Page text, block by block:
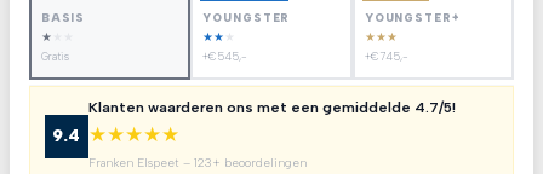
BASIS
★
Gratis
YOUNGSTER
★★ ★
+€545,-
YOUNGSTER+
★★★
+€745,-
9.4
Klanten waarderen ons met een gemiddelde 4.7/5!
★★★★★
Franken Elspeet – 123+ beoordelingen